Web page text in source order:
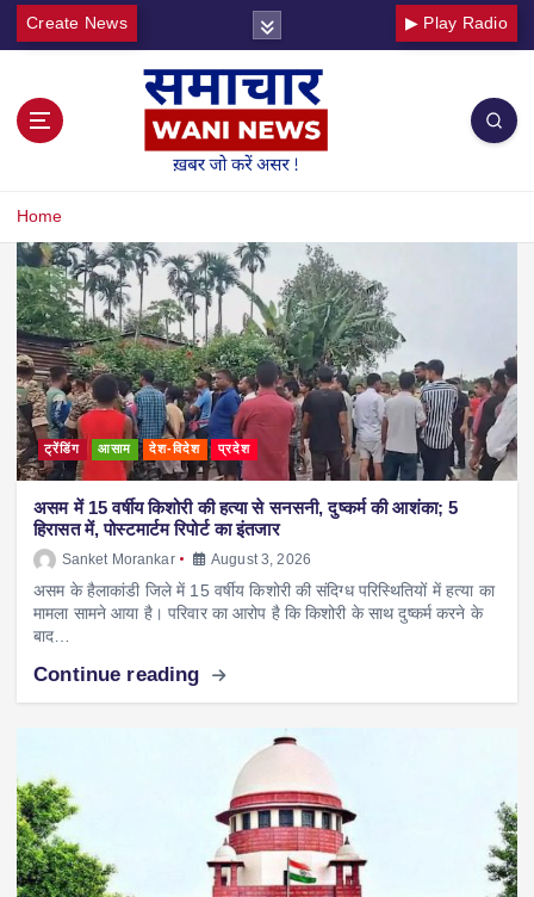
Create News ▶ Play Radio
Home
ट्रेंडिंग आसाम देश-विदेश प्रदेश
असम में 15 वर्षीय किशोरी की हत्या से सनसनी, दुष्कर्म की आशंका; 5
हिरासत में, पोस्टमार्टम रिपोर्ट का इंतजार
Sanket Morankar August 3, 2026
असम के हैलाकांडी जिले में 15 वर्षीय किशोरी की संदिग्ध परिस्थितियों में हत्या का
मामला सामने आया है। परिवार का आरोप है कि किशोरी के साथ दुष्कर्म करने के
बाद…
Continue reading